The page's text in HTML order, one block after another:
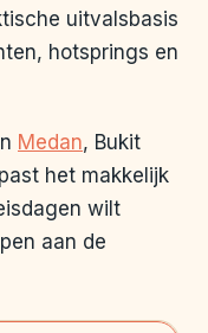
uitvalsbasis
hotsprings en
Medan, Bukit
het makkelijk
wilt
aan de